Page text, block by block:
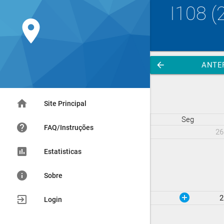
location_on
Site Principal
home
FAQ/Instruções
help
Estatisticas
assessment
Sobre
info
Login
exit_to_app
I108
arrow_back
Seg
26
2
add_circle